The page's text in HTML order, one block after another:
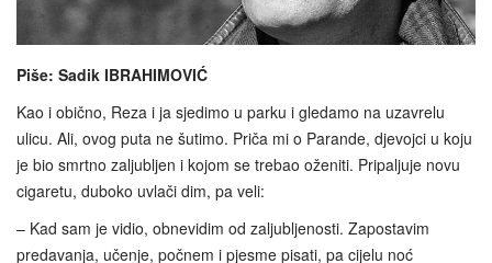
Piše: Sadik IBRAHIMOVIĆ
Kao i obično, Reza i ja sjedimo u parku i gledamo na uzavrelu
ulicu. Ali, ovog puta ne šutimo. Priča mi o Parande, djevojci u koju
je bio smrtno zaljubljen i kojom se trebao oženiti. Pripaljuje novu
cigaretu, duboko uvlači dim, pa veli:
– Kad sam je vidio, obnevidim od zaljubljenosti. Zapostavim
predavanja, učenje, počnem i pjesme pisati, pa cijelu noć